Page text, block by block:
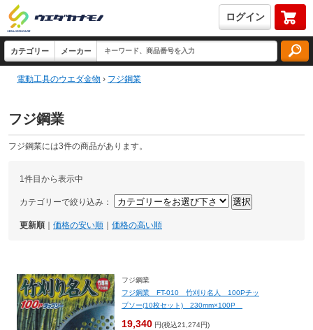
ログイン
電動工具のウエダ金物 › フジ鋼業
フジ鋼業
フジ鋼業には3件の商品があります。
1件目から表示中
カテゴリーで絞り込み：
更新順 価格の安い順 価格の高い順
フジ鋼業
フジ鋼業 FT-010 竹刈り名人 100Pチッ
プソー(10枚セット) 230mm×100P
19,340 円(税込21,274円)